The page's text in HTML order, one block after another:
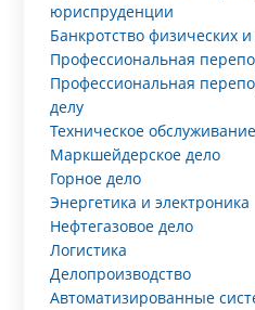
юриспруденции
Банкротство физических
Профессиональная
Профессиональная
делу
Техническое
Маркшейдерское дело
Горное дело
Энергетика и электроника
Нефтегазовое дело
Логистика
Делопроизводство
Автоматизированные